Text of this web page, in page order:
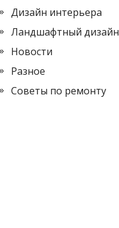
Дизайн интерьера
Ландшафтный дизайн
Новости
Разное
Советы по ремонту